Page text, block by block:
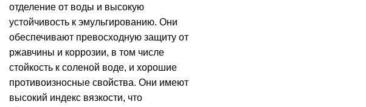
отделение от воды и высокую
устойчивость к эмульгированию. Они
обеспечивают превосходную защиту от
ржавчины и коррозии, в том числе
стойкость к соленой воде, и хорошие
противоизносные свойства. Они имеют
высокий индекс вязкости, что